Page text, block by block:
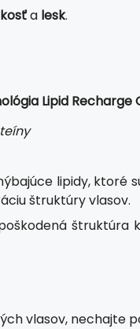
a lesk.
Lipid Recharge
lipidy, ktoré
štruktúry vlasov.
štruktúra
vlasov, nechajte